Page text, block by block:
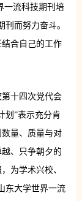
一流科技期刊培
而努力奋斗。
合自己的工作
十四次党代会
划”表示充分肯
量、质量与对
、只争朝夕的
为学术兴校、
东大学世界一流